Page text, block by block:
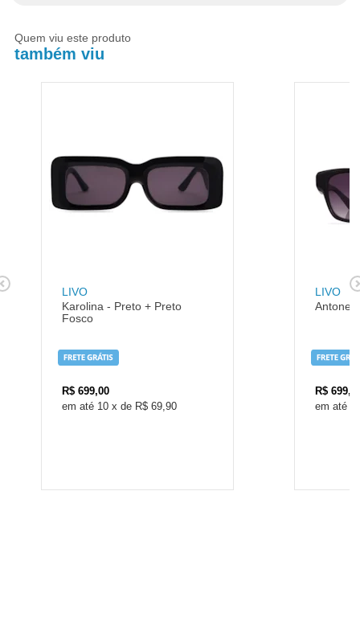
Quem viu este produto
também viu
LIVO
Karolina - Preto + Preto
Fosco
R$ 699,00
10 x de R$ 69,90
LIVO
R$